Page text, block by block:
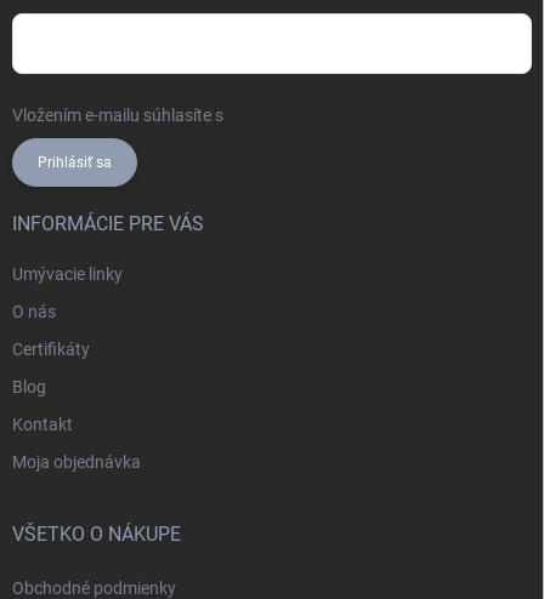
Vložením e-mailu súhlasíte s
Prihlásiť sa
INFORMÁCIE PRE VÁS
Umývacie linky
O nás
Certifikáty
Blog
Kontakt
Moja objednávka
VŠETKO O NÁKUPE
Obchodné podmienky